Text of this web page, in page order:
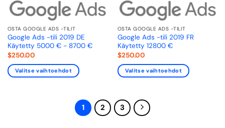
OSTA GOOGLE ADS -TILIT
Google Ads -tili 2019 DE
Käytetty 5000 € - 8700 €
$250.00
Valitse vaihtoehdot
OSTA GOOGLE ADS -TILIT
Google Ads -tili 2019 FR
Käytetty 12800 €
$250.00
Valitse vaihtoehdot
1 2 3